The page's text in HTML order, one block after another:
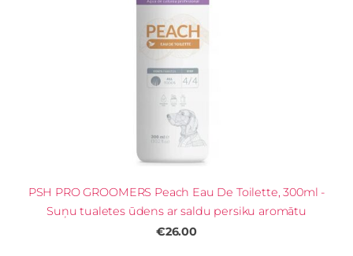
PSH PRO GROOMERS Peach Eau De Toilette, 300ml -
Suņu tualetes ūdens ar saldu persiku aromātu
€26.00